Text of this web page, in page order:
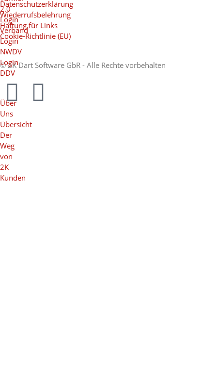
2.0
Login
Verband
Login
NWDV
Login
DDV
Über
Uns
Übersicht
Der
Weg
von
2K
Kunden
Datenschutzerklärung
Wiederrufsbelehrung
Haftung für Links
Cookie-Richtlinie (EU)
© 2K Dart Software GbR - Alle Rechte vorbehalten